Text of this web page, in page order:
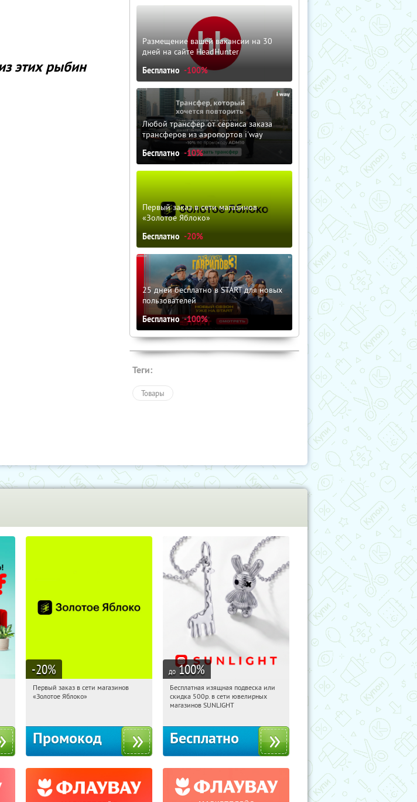
этих рыбин
Размещение вашей вакансии на 30
дней на сайте HeadHunter
Бесплатно -100%
Любой трансфер от сервиса заказа
трансферов из аэропортов i'way
Бесплатно -10%
Первый заказ в сети магазинов
«Золотое Яблоко»
Бесплатно -20%
25 дней бесплатно в START для новых
пользователей
Бесплатно -100%
Теги:
Товары
-20%
20:23:17
Получи первым!
Первый заказ в сети магазинов
«Золотое Яблоко»
Промокод
до 100%
20:23:17 Получили:
Россия
Бесплатная изящная подвеска или
скидка 500р. в сети ювелирных
магазинов SUNLIGHT
Бесплатно